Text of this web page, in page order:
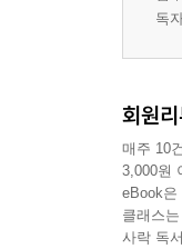
독
회원
매주 10
3,000원
eBook은
클래스
사락 독